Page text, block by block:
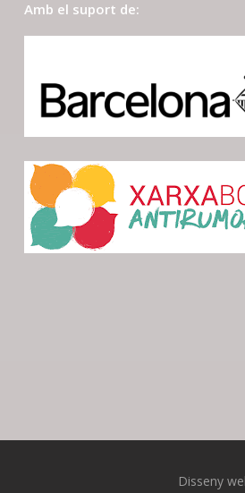
Amb el suport de:
Disseny